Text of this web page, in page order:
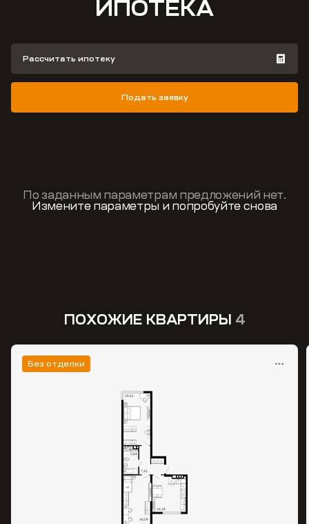
ИПОТЕКА
Подать заявку
Рассчитать ипотеку
По заданным параметрам предложений нет.
Измените параметры и попробуйте снова
ПОХОЖИЕ КВАРТИРЫ 4
Без отделки